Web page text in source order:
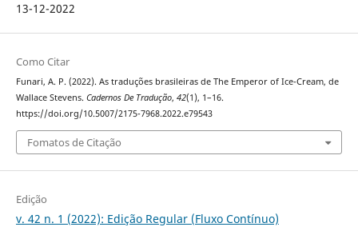
13-12-2022
Como Citar
Funari, A. P. (2022). As traduções brasileiras de The Emperor of Ice-Cream, de
Wallace Stevens. Cadernos De Tradução, 42(1), 1–16.
https://doi.org/10.5007/2175-7968.2022.e79543
Fomatos de Citação
Edição
v. 42 n. 1 (2022): Edição Regular (Fluxo Contínuo)